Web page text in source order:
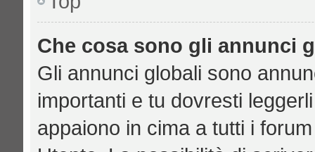
Che cosa sono gli annunci
Gli annunci globali sono
importanti e tu dovresti
appaiono in cima a tutti i